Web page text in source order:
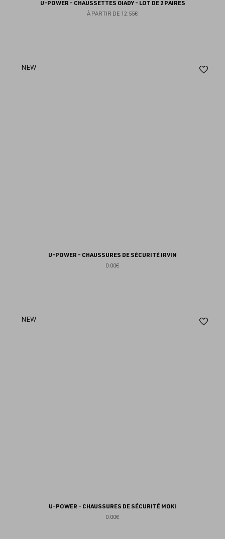
U-POWER - CHAUSSETTES GIADY - LOT DE 2 PAIRES
À PARTIR DE 12.55€
NEW
U-POWER - CHAUSSURES DE SÉCURITÉ IRVIN
0.00€
NEW
U-POWER - CHAUSSURES DE SÉCURITÉ MOKI
0.00€